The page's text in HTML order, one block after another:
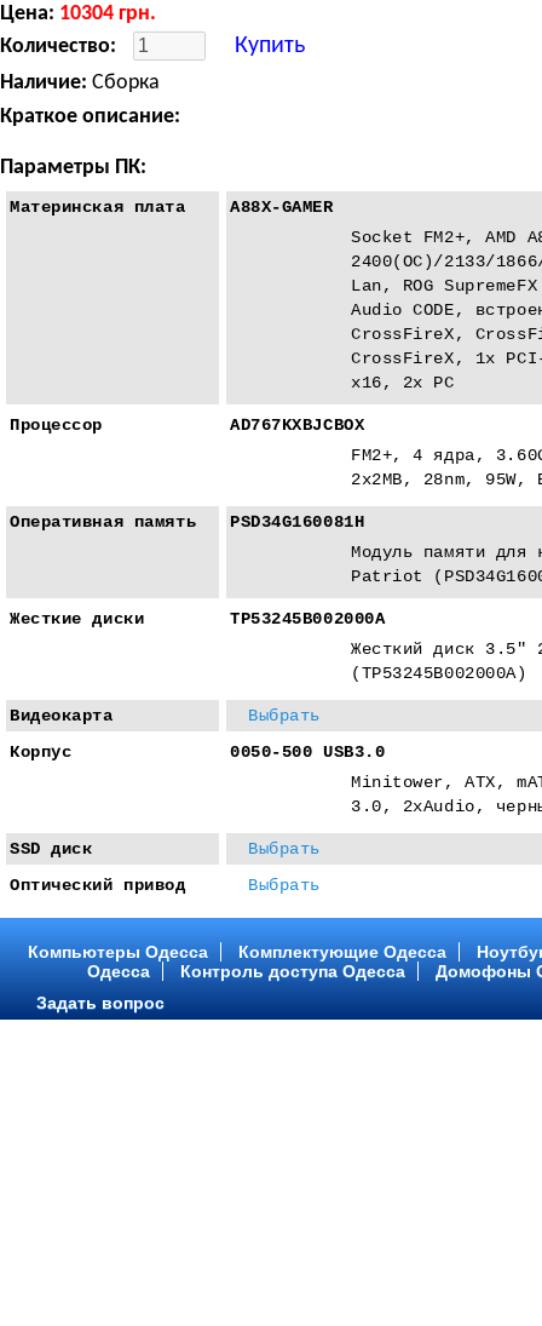
Цена: 10304 грн.
Количество:
Купить
Наличие: Сборка
Краткое описание:
Параметры ПК:
Материнская плата
A88X-GAMER
Socket FM2+, AMD
2400(OC)/2133/
Lan, ROG
Audio CODE,
CrossFireX,
CrossFireX, 1x
x16, 2x PC
Процессор
AD767KXBJCBOX
FM2+, 4 ядра,
2x2MB, 28nm,
Оперативная память
PSD34G160081H
Модуль памяти для
Patriot
Жесткие диски
TP53245B002000A
Жесткий диск 3.5"
(TP53245B002000A)
Видеокарта
Выбрать
Корпус
0050-500 USB3.0
Minitower, ATX,
3.0, 2xAudio,
SSD диск
Выбрать
Оптический привод
Выбрать
Компьютеры Одесса Комплектующие Одесса
Одесса
Контроль доступа Одесса
Домофоны
Задать вопрос